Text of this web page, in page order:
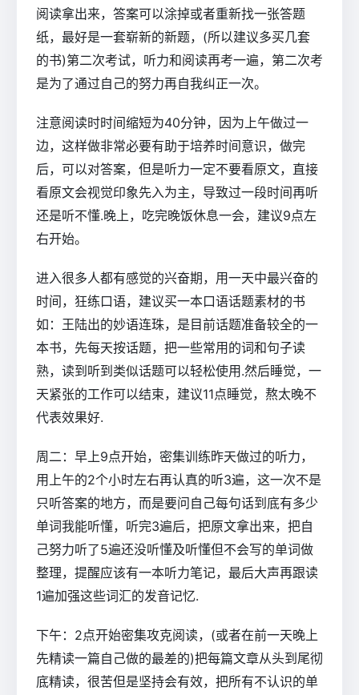
阅读拿出来，答案可以涂掉或者重新找一张答题
纸，最好是一套崭新的新题，(所以建议多买几套
的书)第二次考试，听力和阅读再考一遍，第二次考
是为了通过自己的努力再自我纠正一次。
注意阅读时时间缩短为40分钟，因为上午做过一
边，这样做非常必要有助于培养时间意识，做完
后，可以对答案，但是听力一定不要看原文，直接
看原文会视觉印象先入为主，导致过一段时间再听
还是听不懂.晚上，吃完晚饭休息一会，建议9点左
右开始。
进入很多人都有感觉的兴奋期，用一天中最兴奋的
时间，狂练口语，建议买一本口语话题素材的书
如：王陆出的妙语连珠，是目前话题准备较全的一
本书，先每天按话题，把一些常用的词和句子读
熟，读到听到类似话题可以轻松使用.然后睡觉，一
天紧张的工作可以结束，建议11点睡觉，熬太晚不
代表效果好.
周二：早上9点开始，密集训练昨天做过的听力，
用上午的2个小时左右再认真的听3遍，这一次不是
只听答案的地方，而是要问自己每句话到底有多少
单词我能听懂，听完3遍后，把原文拿出来，把自
己努力听了5遍还没听懂及听懂但不会写的单词做
整理，提醒应该有一本听力笔记，最后大声再跟读
1遍加强这些词汇的发音记忆.
下午：2点开始密集攻克阅读，(或者在前一天晚上
先精读一篇自己做的最差的)把每篇文章从头到尾彻
底精读，很苦但是坚持会有效，把所有不认识的单